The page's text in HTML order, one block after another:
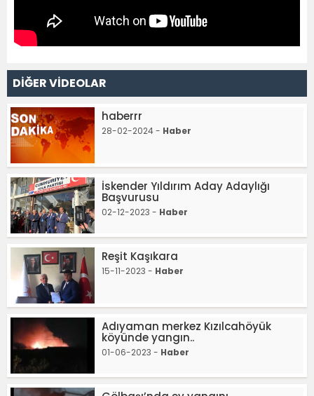
DİĞER VİDEOLAR
haberrr
28-02-2024 - Haber
İskender Yıldırım Aday Adaylığı
Başvurusu
02-12-2023 - Haber
Reşit Kaşıkara
15-11-2023 - Haber
Adıyaman merkez Kızılcahöyük
köyünde yangın..
01-06-2023 - Haber